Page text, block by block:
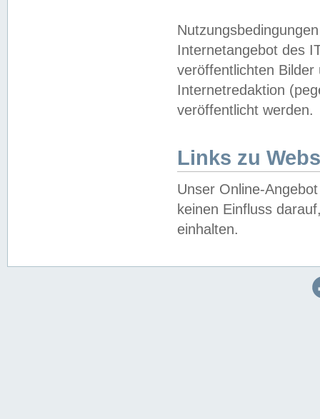
Internetangebot des
veröffentlichten
Internetredaktion
veröffentlicht werden.
Links zu
Unser Online-
keinen Einfluss
einhalten.